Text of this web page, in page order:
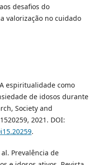
desafios do
valorização no cuidado
espiritualidade como
de idosos durante
Society and
2021. DOI:
.
Prevalência de